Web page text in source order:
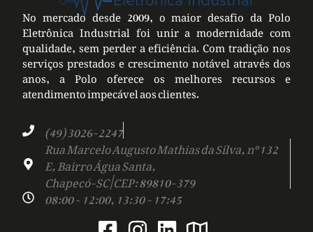
No mercado desde 2009, o maior desafio da Polo
Eletrônica Industrial foi unir a modernidade com
qualidade, sem perder a eficiência. Com tradição nos
serviços prestados e crescimento notável através dos
anos, a Polo oferece os melhores recursos e
atendimento impecável aos clientes.
(49) 3026-2247
Rua Marcelo Augusto Mathias da Silva, nº 132
E, Bairro Água Santa,
Chapecó-SC | CEP: 89810-379
08:00 - 12:00, 13:30 - 17:45